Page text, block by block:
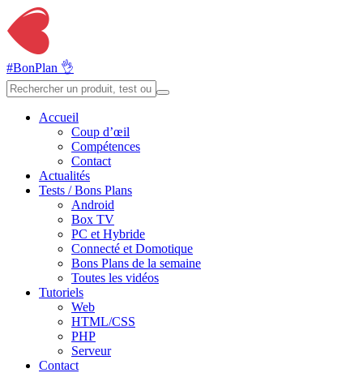
#BonPlan 👌
Accueil
Coup d’œil
Compétences
Contact
Actualités
Tests / Bons Plans
Android
Box TV
PC et Hybride
Connecté et Domotique
Bons Plans de la semaine
Toutes les vidéos
Tutoriels
Web
HTML/CSS
PHP
Serveur
Contact